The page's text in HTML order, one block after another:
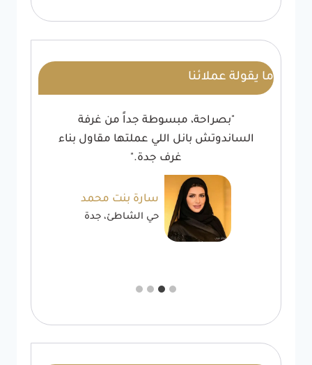
ما يقولة عملائنا
"بصراحة، مبسوطة جداً من غرفة
الساندوتش بانل اللي عملتها مقاول بناء
غرف جدة."
سارة بنت محمد
حي الشاطئ، جدة